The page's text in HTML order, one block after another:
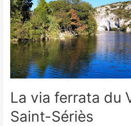
les
Gorges
de
l’Hérault
La via ferrata du
Saint-Sériès